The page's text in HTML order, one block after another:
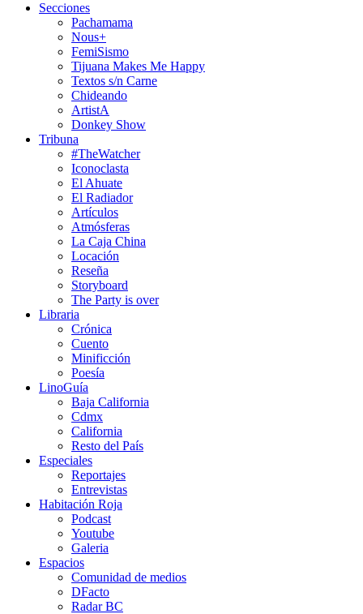
Secciones
Pachamama
Nous+
FemiSismo
Tijuana Makes Me Happy
Textos s/n Carne
Chideando
ArtistA
Donkey Show
Tribuna
#TheWatcher
Iconoclasta
El Ahuate
El Radiador
Artículos
Atmósferas
La Caja China
Locación
Reseña
Storyboard
The Party is over
Libraria
Crónica
Cuento
Minificción
Poesía
LinoGuía
Baja California
Cdmx
California
Resto del País
Especiales
Reportajes
Entrevistas
Habitación Roja
Podcast
Youtube
Galeria
Espacios
Comunidad de medios
DFacto
Radar BC